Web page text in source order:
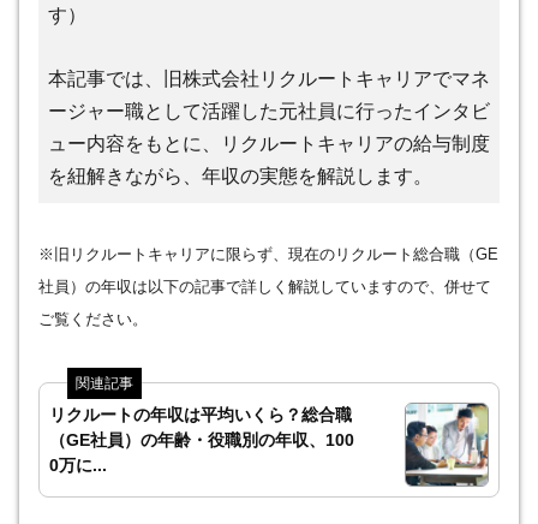
す）
本記事では、旧株式会社リクルートキャリアでマネ
ージャー職として活躍した元社員に行ったインタビ
ュー内容をもとに、リクルートキャリアの給与制度
を紐解きながら、年収の実態を解説します。
※旧リクルートキャリアに限らず、現在のリクルート総合職（GE
社員）の年収は以下の記事で詳しく解説していますので、併せて
ご覧ください。
リクルートの年収は平均いくら？総合職
（GE社員）の年齢・役職別の年収、100
0万に...